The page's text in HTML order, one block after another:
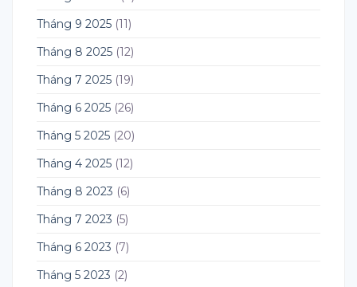
Tháng 9 2025 (11)
Tháng 8 2025 (12)
Tháng 7 2025 (19)
Tháng 6 2025 (26)
Tháng 5 2025 (20)
Tháng 4 2025 (12)
Tháng 8 2023 (6)
Tháng 7 2023 (5)
Tháng 6 2023 (7)
Tháng 5 2023 (2)